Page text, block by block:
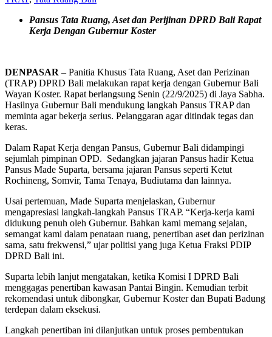
Pansus Tata Ruang, Aset dan Perijinan DPRD Bali Rapat
Kerja Dengan Gubernur Koster
DENPASAR – Panitia Khusus Tata Ruang, Aset dan Perizinan
(TRAP) DPRD Bali melakukan rapat kerja dengan Gubernur Bali
Wayan Koster. Rapat berlangsung Senin (22/9/2025) di Jaya Sabha.
Hasilnya Gubernur Bali mendukung langkah Pansus TRAP dan
meminta agar bekerja serius. Pelanggaran agar ditindak tegas dan
keras.
Dalam Rapat Kerja dengan Pansus, Gubernur Bali didampingi
sejumlah pimpinan OPD. Sedangkan jajaran Pansus hadir Ketua
Pansus Made Suparta, bersama jajaran Pansus seperti Ketut
Rochineng, Somvir, Tama Tenaya, Budiutama dan lainnya.
Usai pertemuan, Made Suparta menjelaskan, Gubernur
mengapresiasi langkah-langkah Pansus TRAP. “Kerja-kerja kami
didukung penuh oleh Gubernur. Bahkan kami memang sejalan,
semangat kami dalam penataan ruang, penertiban aset dan perizinan
sama, satu frekwensi,” ujar politisi yang juga Ketua Fraksi PDIP
DPRD Bali ini.
Suparta lebih lanjut mengatakan, ketika Komisi I DPRD Bali
menggagas penertiban kawasan Pantai Bingin. Kemudian terbit
rekomendasi untuk dibongkar, Gubernur Koster dan Bupati Badung
terdepan dalam eksekusi.
Langkah penertiban ini dilanjutkan untuk proses pembentukan